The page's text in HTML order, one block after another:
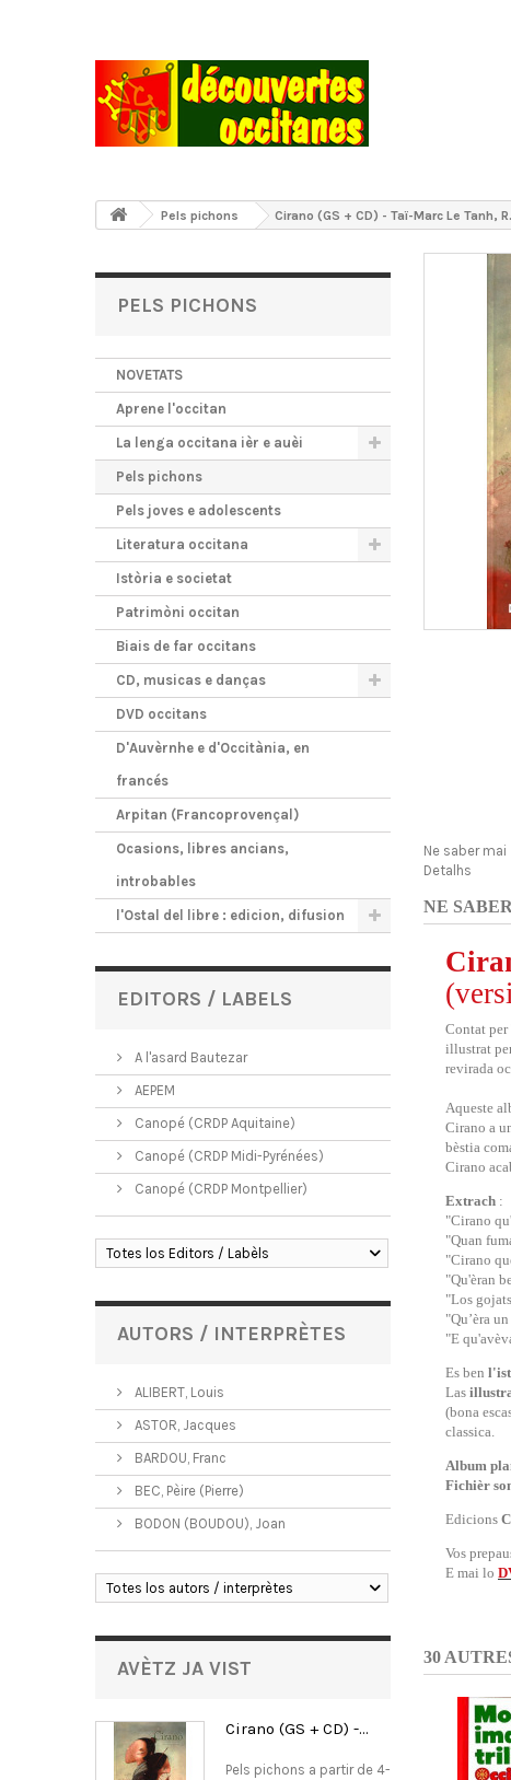
Pels pichons Cirano (GS + CD) - Taï-Marc Le Tanh,
PELS PICHONS
NOVETATS
Aprene l'occitan
La lenga occitana ièr e auèi
Pels pichons
Pels joves e adolescents
Literatura occitana
Istòria e societat
Patrimòni occitan
Biais de far occitans
CD, musicas e danças
DVD occitans
D'Auvèrnhe e d'Occitània, en
francés
Arpitan (Francoprovençal)
Ocasions, libres ancians,
introbables
l'Ostal del libre : edicion, difusion
EDITORS / LABELS
A l'asard Bautezar
AEPEM
Canopé (CRDP Aquitaine)
Canopé (CRDP Midi-Pyrénées)
Canopé (CRDP Montpellier)
Totes los Editors / Labèls
AUTORS / INTERPRÈTES
ALIBERT, Louis
ASTOR, Jacques
BARDOU, Franc
BEC, Pèire (Pierre)
BODON (BOUDOU), Joan
Totes los autors / interprètes
AVÈTZ JA VIST
Cirano (GS + CD) -...
Pels pichons a partir de 4-
Ne saber mai
Detalhs
NE
Contat per
illustrat
revirada
Aqueste
Cirano a
bèstia
Cirano
Extrach :
"Cirano
"Quan
"Cirano
"Qu'èran
"Los
"Qu’èra
"E
Es ben
Las
(bona
classica.
Album
Fichièr
Edicions
Vos
E mai lo
30